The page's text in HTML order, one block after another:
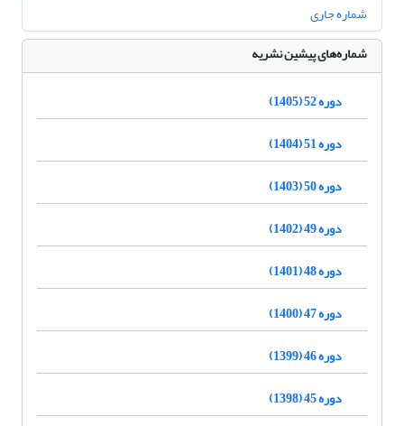
شماره جاری
شماره‌های پیشین نشریه
دوره 52 (1405)
دوره 51 (1404)
دوره 50 (1403)
دوره 49 (1402)
دوره 48 (1401)
دوره 47 (1400)
دوره 46 (1399)
دوره 45 (1398)